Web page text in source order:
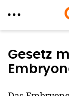
zum
Inhalt
Gesetz